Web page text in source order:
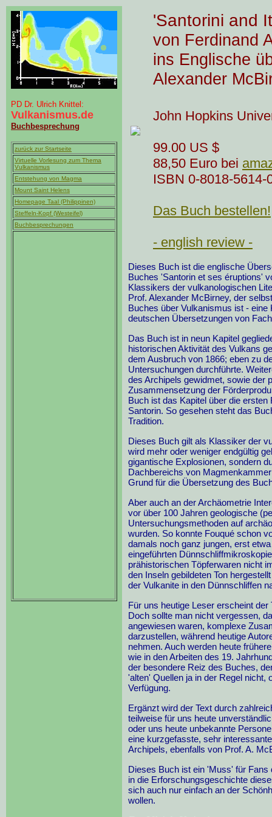
PD Dr. Ulrich Knittel:
Vulkanismus.de
Buchbesprechung
zurück zur Startseite
Virtuelle Vorlesung zum Thema
Vulkanismus
Entstehung von Magma
Mount Saint Helens
Homepage Taal (Philippinen)
Steffeln-Kopf (Westeifel)
Buchbesprechungen
'Santorini and
von Ferdinand
ins Englische
Alexander
John Hopkins
99.00 US $
88,50 Euro bei
ISBN 0-8018-5614-
Das Buch bestellen!
- english review -
Dieses Buch ist die englische
Buches 'Santorin et ses éruptions'
Klassikers der vulkanologischen
Prof. Alexander McBirney, der
Buches über Vulkanismus ist - eine
deutschen Übersetzungen von
Das Buch ist in neun Kapitel
historischen Aktivität des Vulkans
dem Ausbruch von 1866; eben zu
Untersuchungen durchführte.
des Archipels gewidmet, sowie der
Zusammensetzung der
Buch ist das Kapitel über die
Santorin. So gesehen steht das
Tradition.
Dieses Buch gilt als Klassiker der
wird mehr oder weniger endgültig
gigantische Explosionen, sondern
Dachbereichs von
Grund für die Übersetzung des
Aber auch an der Archäometrie
vor über 100 Jahren geologische
Untersuchungsmethoden auf
wurden. So konnte Fouqué schon
damals noch ganz jungen, erst
eingeführten
prähistorischen Töpferwaren nicht
den Inseln gebildeten Ton
der Vulkanite in den Dünnschliffen
Für uns heutige Leser erscheint
Doch sollte man nicht vergessen,
angewiesen waren, komplexe
darzustellen, während heutige
nehmen. Auch werden heute
wie in den Arbeiten des 19.
der besondere Reiz des Buches,
'alten' Quellen ja in der Regel nicht,
Verfügung.
Ergänzt wird der Text durch
teilweise für uns heute
oder uns heute unbekannte
eine kurzgefasste, sehr
Archipels, ebenfalls von Prof. A.
Dieses Buch ist ein 'Muss' für
in die Erforschungsgeschichte
sich auch nur einfach an der
wollen.